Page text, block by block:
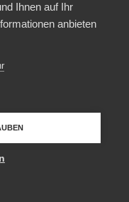
Ihnen auf Ihr
anbieten